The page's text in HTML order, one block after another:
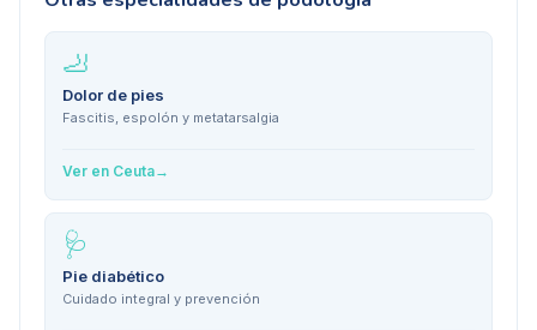
🦶
Dolor de pies
Fascitis, espolón y metatarsalgia
Ver en Ceuta→
🩺
Pie diabético
Cuidado integral y prevención